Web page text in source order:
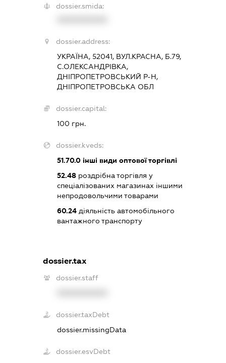
dossier.smida:
dossier.address:
УКРАЇНА, 52041, ВУЛ.КРАСНА, Б.79,
С.ОЛЕКСАНДРІВКА,
ДНІПРОПЕТРОВСЬКИЙ Р-Н,
ДНІПРОПЕТРОВСЬКА ОБЛ
dossier.capital:
100 грн.
dossier.kveds:
51.70.0інші види оптової торгівлі
52.48роздрібна торгівля у
спеціалізованих магазинах іншими
непродовольчими товарами
60.24діяльність автомобільного
вантажного транспорту
dossier.tax
dossier.staff
dossier.taxDebt
dossier.missingData
dossier.esvDebt